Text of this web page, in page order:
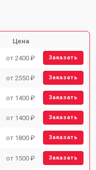
Цена
от 2400 ₽ Заказать
от 2550 ₽ Заказать
от 1400 ₽ Заказать
от 1400 ₽ Заказать
от 1800 ₽ Заказать
от 1500 ₽ Заказать